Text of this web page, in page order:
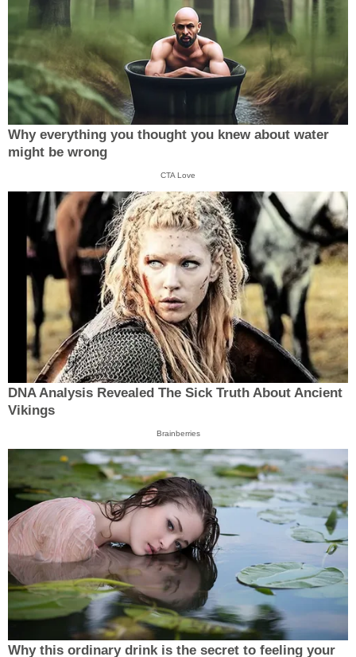
Why everything you thought you knew about water
might be wrong
CTA Love
DNA Analysis Revealed The Sick Truth About Ancient
Vikings
Brainberries
Why this ordinary drink is the secret to feeling your